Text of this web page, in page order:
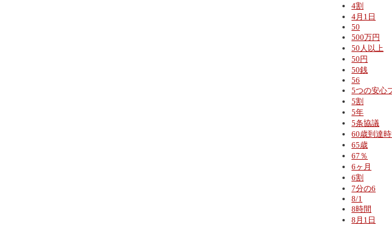
4割
4月1日
50
500万円
50人以上
50円
50銭
56
5つの安心
5割
5年
5条協議
60歳到達
65歳
67％
6ヶ月
6割
7分の6
8/1
8時間
8月1日